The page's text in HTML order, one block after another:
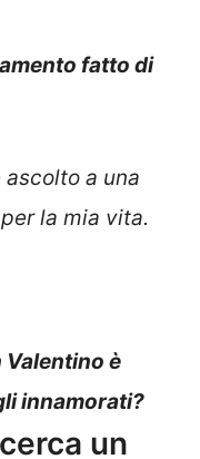
fatto di
a una
la mia vita.
Valentino è
innamorati?
un